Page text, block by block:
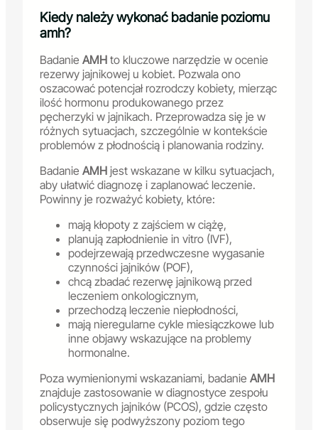
Kiedy należy wykonać badanie poziomu
amh?
Badanie AMH to kluczowe narzędzie w ocenie
rezerwy jajnikowej u kobiet. Pozwala ono
oszacować potencjał rozrodczy kobiety, mierząc
ilość hormonu produkowanego przez
pęcherzyki w jajnikach. Przeprowadza się je w
różnych sytuacjach, szczególnie w kontekście
problemów z płodnością i planowania rodziny.
Badanie AMH jest wskazane w kilku sytuacjach,
aby ułatwić diagnozę i zaplanować leczenie.
Powinny je rozważyć kobiety, które:
mają kłopoty z zajściem w ciążę,
planują zapłodnienie in vitro (IVF),
podejrzewają przedwczesne wygasanie
czynności jajników (POF),
chcą zbadać rezerwę jajnikową przed
leczeniem onkologicznym,
przechodzą leczenie niepłodności,
mają nieregularne cykle miesiączkowe lub
inne objawy wskazujące na problemy
hormonalne.
Poza wymienionymi wskazaniami, badanie AMH
znajduje zastosowanie w diagnostyce zespołu
policystycznych jajników (PCOS), gdzie często
obserwuje się podwyższony poziom tego